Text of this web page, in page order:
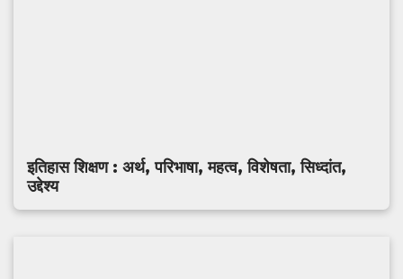
इतिहास शिक्षण : अर्थ, परिभाषा, महत्व, विशेषता, सिध्दांत,
उद्देश्य